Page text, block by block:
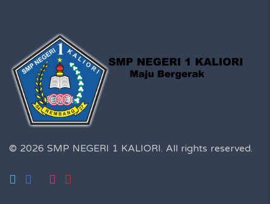
© 2026 SMP NEGERI 1 KALIORI. All rights reserved.